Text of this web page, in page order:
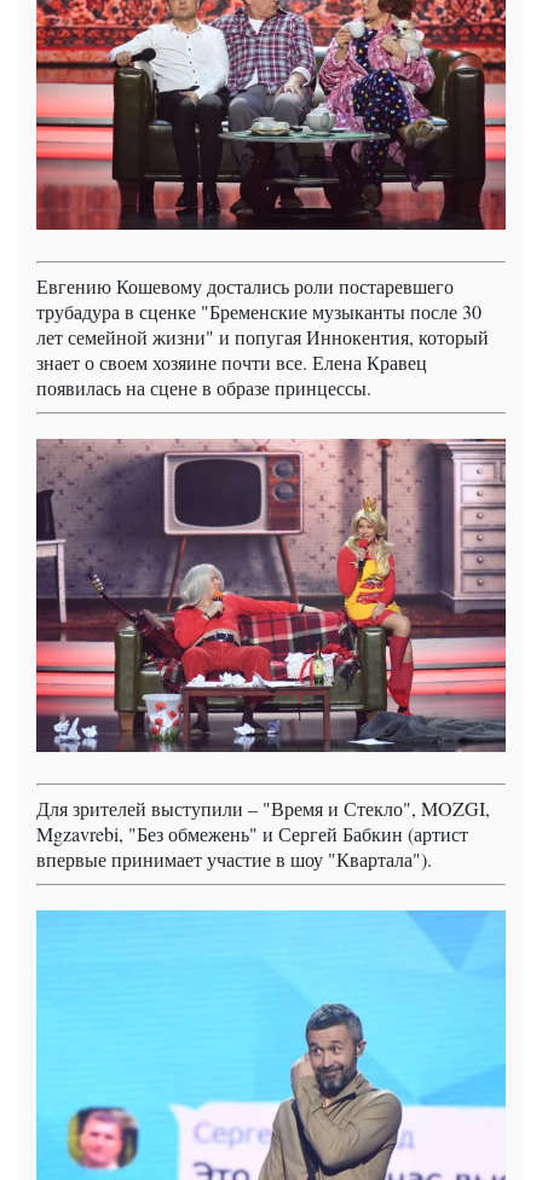
Евгению Кошевому достались роли постаревшего
трубадура в сценке "Бременские музыканты после 30
лет семейной жизни" и попугая Иннокентия, который
знает о своем хозяине почти все. Елена Кравец
появилась на сцене в образе принцессы.
Для зрителей выступили – "Время и Стекло", MOZGI,
Mgzavrebi, "Без обмежень" и Сергей Бабкин (артист
впервые принимает участие в шоу "Квартала").